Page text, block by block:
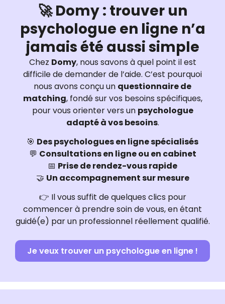
🚀 Domy : trouver un
psychologue en ligne n’a
jamais été aussi simple
Chez Domy, nous savons à quel point il est
difficile de demander de l’aide. C’est pourquoi
nous avons conçu un questionnaire de
matching, fondé sur vos besoins spécifiques,
pour vous orienter vers un psychologue
adapté à vos besoins.
🎯 Des psychologues en ligne spécialisés
💬 Consultations en ligne ou en cabinet
📅 Prise de rendez-vous rapide
🤝 Un accompagnement sur mesure
👉 Il vous suffit de quelques clics pour
commencer à prendre soin de vous, en étant
guidé(e) par un professionnel réellement qualifié.
Je veux trouver un psychologue en ligne !